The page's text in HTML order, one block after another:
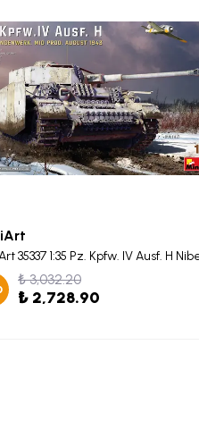
₺ 3,032.20
₺ 2,728.90